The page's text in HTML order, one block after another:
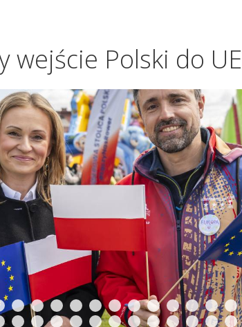
wejście Polski do UE